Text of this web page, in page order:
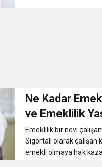
Ne Kadar
ve Emeklilik Yaşı
Sorgulaması
Emeklilik bir nevi
Sigortalı olarak
emekli olmaya hak